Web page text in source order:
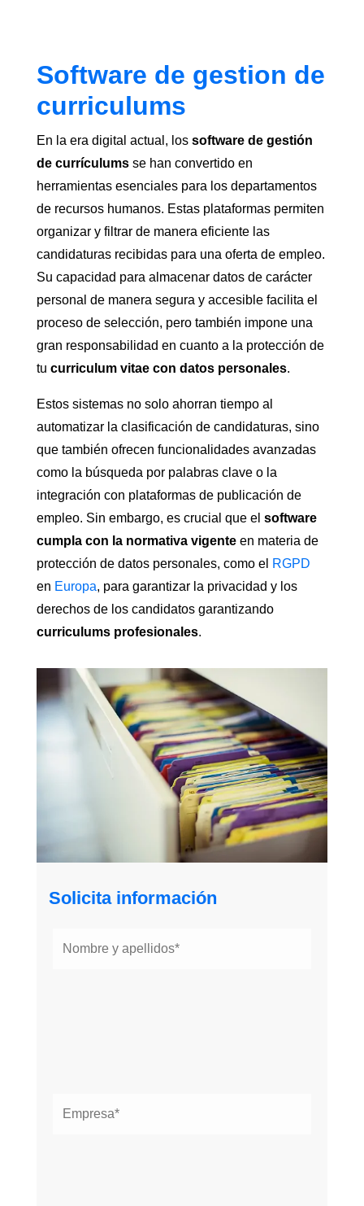
Software de gestion de
curriculums
En la era digital actual, los software de gestión
de currículumsse han convertido en
herramientas esenciales para los departamentos
de recursos humanos. Estas plataformas permiten
organizar y filtrar de manera eficiente las
candidaturas recibidas para una oferta de empleo.
Su capacidad para almacenar datos de carácter
personal de manera segura y accesible facilita el
proceso de selección, pero también impone una
gran responsabilidad en cuanto a la protección de
tu curriculum vitae con datos personales.
Estos sistemas no solo ahorran tiempo al
automatizar la clasificación de candidaturas, sino
que también ofrecen funcionalidades avanzadas
como la búsqueda por palabras clave o la
integración con plataformas de publicación de
empleo. Sin embargo, es crucial que el software
cumpla con la normativa vigenteen materia de
protección de datos personales, como el RGPD
en Europa, para garantizar la privacidad y los
derechos de los candidatos garantizando
curriculums profesionales.
Solicita información